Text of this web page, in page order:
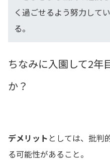
く過ごせるよう努力して
る。
ちなみに入園して2年
か？
デメリット としては、批判
る可能性があること。